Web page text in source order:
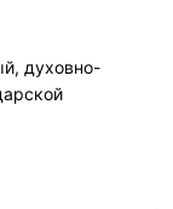
духовно-